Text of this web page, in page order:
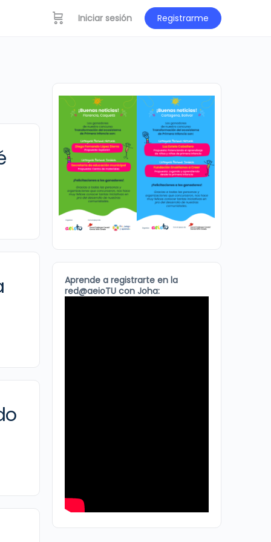
Iniciar sesión Registrarme
Aprende a registrarte en la
red@aeioTU con Joha: